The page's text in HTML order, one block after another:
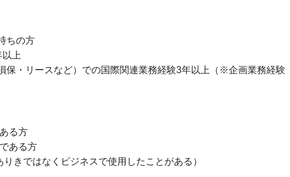
ちの方
以上
保・リースなど）での国際関連業務経験3年以上（※企画業務経験
る方
ある方
りきではなくビジネスで使用したことがある）